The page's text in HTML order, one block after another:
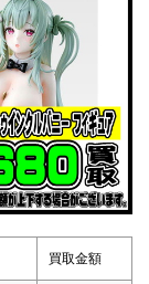
買取金額